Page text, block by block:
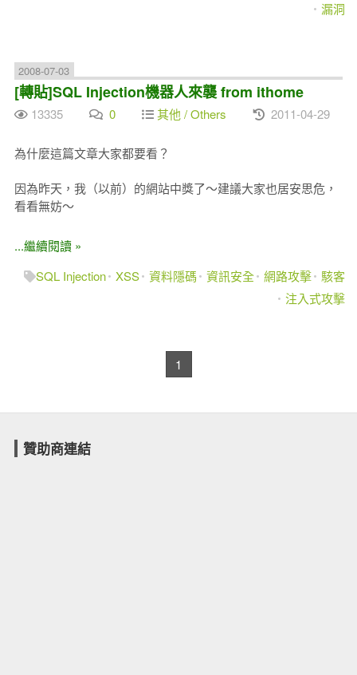
漏洞
2008-07-03
[轉貼]SQL Injection機器人來襲 from ithome
13335 0 其他 / Others 2011-04-29
為什麼這篇文章大家都要看？
因為昨天，我（以前）的網站中獎了～建議大家也居安思危，
看看無妨～
...繼續閱讀 »
SQL Injection XSS 資料隱碼 資訊安全 網路攻擊
駭客
注入式攻擊
1
贊助商連結